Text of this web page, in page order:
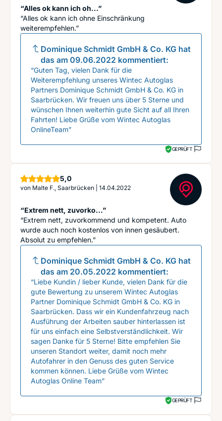
“Alles ok kann ich oh...”
“Alles ok kann ich ohne Einschränkung
weiterempfehlen.”
Dominique Schmidt GmbH & Co. KG hat
das am 09.06.2022 kommentiert:
“Guten Tag, vielen Dank für die
Weiterempfehlung unseres Wintec Autoglas
Partners Dominique Schmidt GmbH & Co. KG in
Saarbrücken. Wir freuen uns über 5 Sterne und
wünschen Ihnen weiterhin gute Sicht auf all Ihren
Fahrten! Liebe Grüße vom Wintec Autoglas
OnlineTeam”
GEPRÜFT
5,0Sterne
von Malte F., Saarbrücken 14.04.2022
“Extrem nett, zuvorko...”
“Extrem nett, zuvorkommend und kompetent. Auto
wurde auch noch kostenlos von innen gesäubert.
Absolut zu empfehlen.”
Dominique Schmidt GmbH & Co. KG hat
das am 20.05.2022 kommentiert:
“Liebe Kundin / lieber Kunde, vielen Dank für die
gute Bewertung zu unserem Wintec Autoglas
Partner Dominique Schmidt GmbH & Co. KG in
Saarbrücken. Dass wir ein Kundenfahrzeug nach
Ausführung der Arbeiten sauber hinterlassen ist
für uns einfach eine Selbstverständlichkeit. Wir
sagen Danke für 5 Sterne! Bitte empfehlen Sie
unseren Standort weiter, damit noch mehr
Autofahrer in den Genuss des guten Service
kommen können. Liebe Grüße vom Wintec
Autoglas Online Team”
GEPRÜFT